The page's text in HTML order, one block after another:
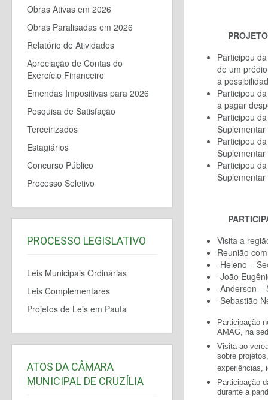
Participou
de um
a
Participou
a pagar
Participou
Participou
Participou
Visita a
Reunião
-Heleno –
-João
-Anderson –
-Sebastião
Participação
AMAG, na
Visita ao
sobre
experiências,
Participação
durante a
Obras Ativas em 2026
Obras Paralisadas em 2026
Relatório de Atividades
Apreciação de Contas do
Exercício Financeiro
Emendas Impositivas para 2026
Pesquisa de Satisfação
Terceirizados
Estagiários
Concurso Público
Processo Seletivo
PROCESSO LEGISLATIVO
Leis Municipais Ordinárias
Leis Complementares
Projetos de Leis em Pauta
ATOS DA CÂMARA
MUNICIPAL DE CRUZÍLIA